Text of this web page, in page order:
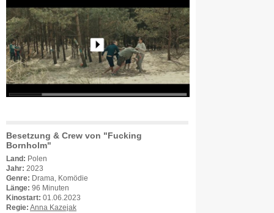
Besetzung & Crew von "Fucking
Bornholm"
Land: Polen
Jahr: 2023
Genre: Drama, Komödie
Länge: 96 Minuten
Kinostart: 01.06.2023
Regie: Anna Kazejak